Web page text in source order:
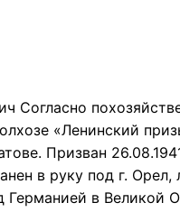
Согласно
«Ленинский
Призван
в руку под г.
в Великой